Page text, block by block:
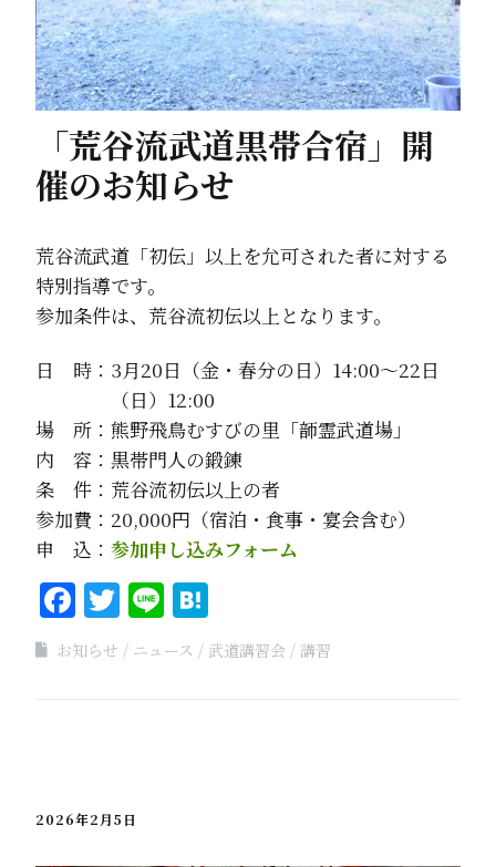
「荒谷流武道黒帯合宿」開
催のお知らせ
荒谷流武道「初伝」以上を允可された者に対する
特別指導です。
参加条件は、荒谷流初伝以上となります。
日 時：3月20日（金・春分の日）14:00～22日
（日）12:00
場 所：熊野飛鳥むすびの里「韴霊武道場」
内 容：黒帯門人の鍛錬
条 件：荒谷流初伝以上の者
参加費：20,000円（宿泊・食事・宴会含む）
申 込： 参加申し込みフォーム
Facebook
Twitter
Line
お知らせ ニュース 武道講習会 講習
2026年2月5日